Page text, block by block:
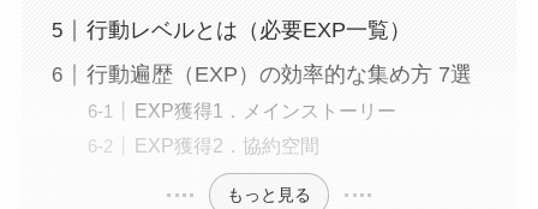
行動レベルとは（必要EXP一覧）
行動遍歴（EXP）の効率的な集め方 7選
EXP獲得1．メインストーリー
EXP獲得2．協約空間
もっと見る